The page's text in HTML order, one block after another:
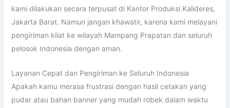
kami dilakukan secara terpusat di Kantor Produksi Kalideres,
Jakarta Barat. Namun jangan khawatir, karena kami melayani
pengiriman kilat ke wilayah Mampang Prapatan dan seluruh
pelosok Indonesia dengan aman.
Layanan Cepat dan Pengiriman ke Seluruh Indonesia
Apakah kamu merasa frustrasi dengan hasil cetakan yang
pudar atau bahan banner yang mudah robek dalam waktu